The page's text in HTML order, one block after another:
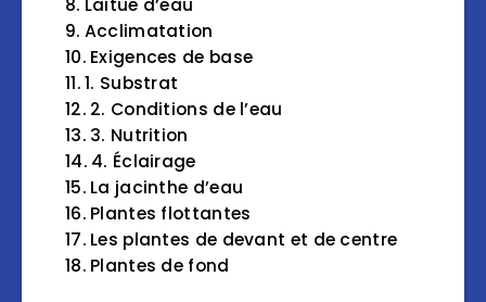
Laitue d’eau
Acclimatation
Exigences de base
1. Substrat
2. Conditions de l’eau
3. Nutrition
4. Éclairage
La jacinthe d’eau
Plantes flottantes
Les plantes de devant et de centre
Plantes de fond